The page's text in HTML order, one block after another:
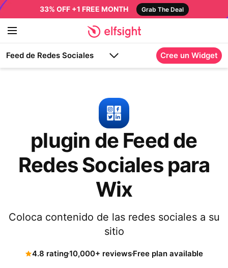
33% OFF +1 FREE MONTH Grab The Deal
Feed de Redes Sociales Cree un Widget
plugin de Feed de
Redes Sociales para
Wix
Coloca contenido de las redes sociales a su
sitio
4.8 rating10,000+ reviewsFree plan available